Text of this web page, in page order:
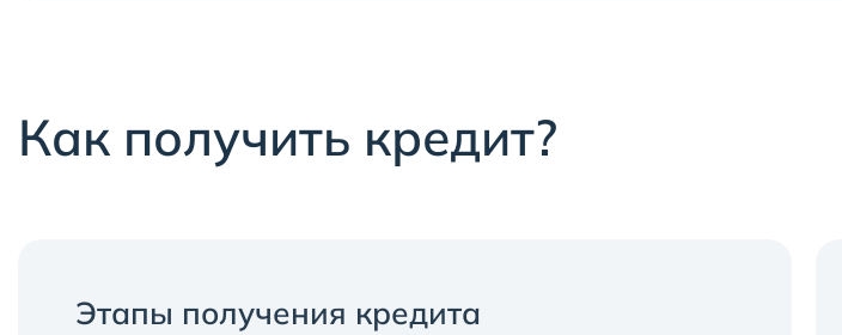
Как получить кредит?
Этапы получения кредита